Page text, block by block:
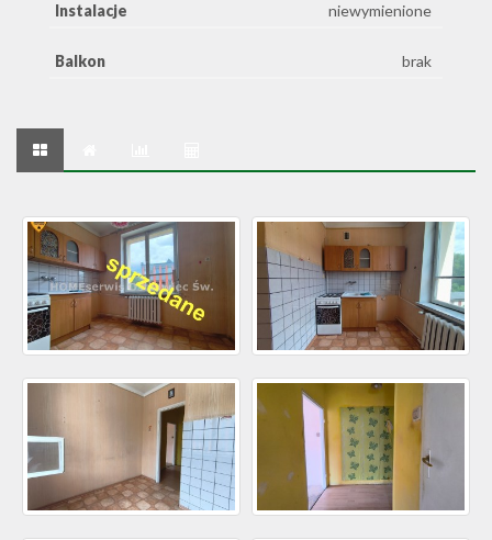
Instalacje niewymienione
Balkon brak